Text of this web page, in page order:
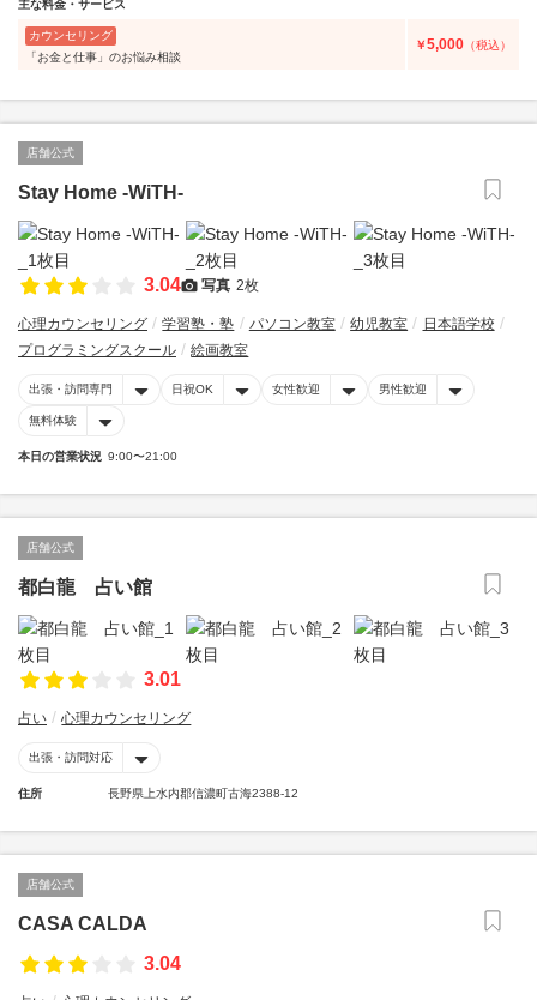
主な料金・サービス
カウンセリング
「お金と仕事」のお悩み相談
￥5,000 （税込）
店舗公式
Stay Home -WiTH-
3.04 写真 2枚
心理カウンセリング 学習塾・塾 パソコン教室 幼児教室
日本語学校
プログラミングスクール
絵画教室
出張・訪問専門 日祝OK 女性歓迎 男性歓迎
無料体験
本日の営業状況 9:00〜21:00
店舗公式
都白龍 占い館
3.01
占い 心理カウンセリング
出張・訪問対応
住所 長野県上水内郡信濃町古海2388-12
店舗公式
CASA CALDA
3.04